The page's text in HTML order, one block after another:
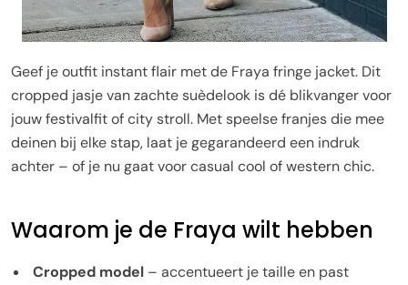
Geef je outfit instant flair met de Fraya fringe jacket. Dit
cropped jasje van zachte suèdelook is dé blikvanger voor
jouw festivalfit of city stroll. Met speelse franjes die mee
deinen bij elke stap, laat je gegarandeerd een indruk
achter – of je nu gaat voor casual cool of western chic.
Waarom je de Fraya wilt hebben
Cropped model – accentueert je taille en past